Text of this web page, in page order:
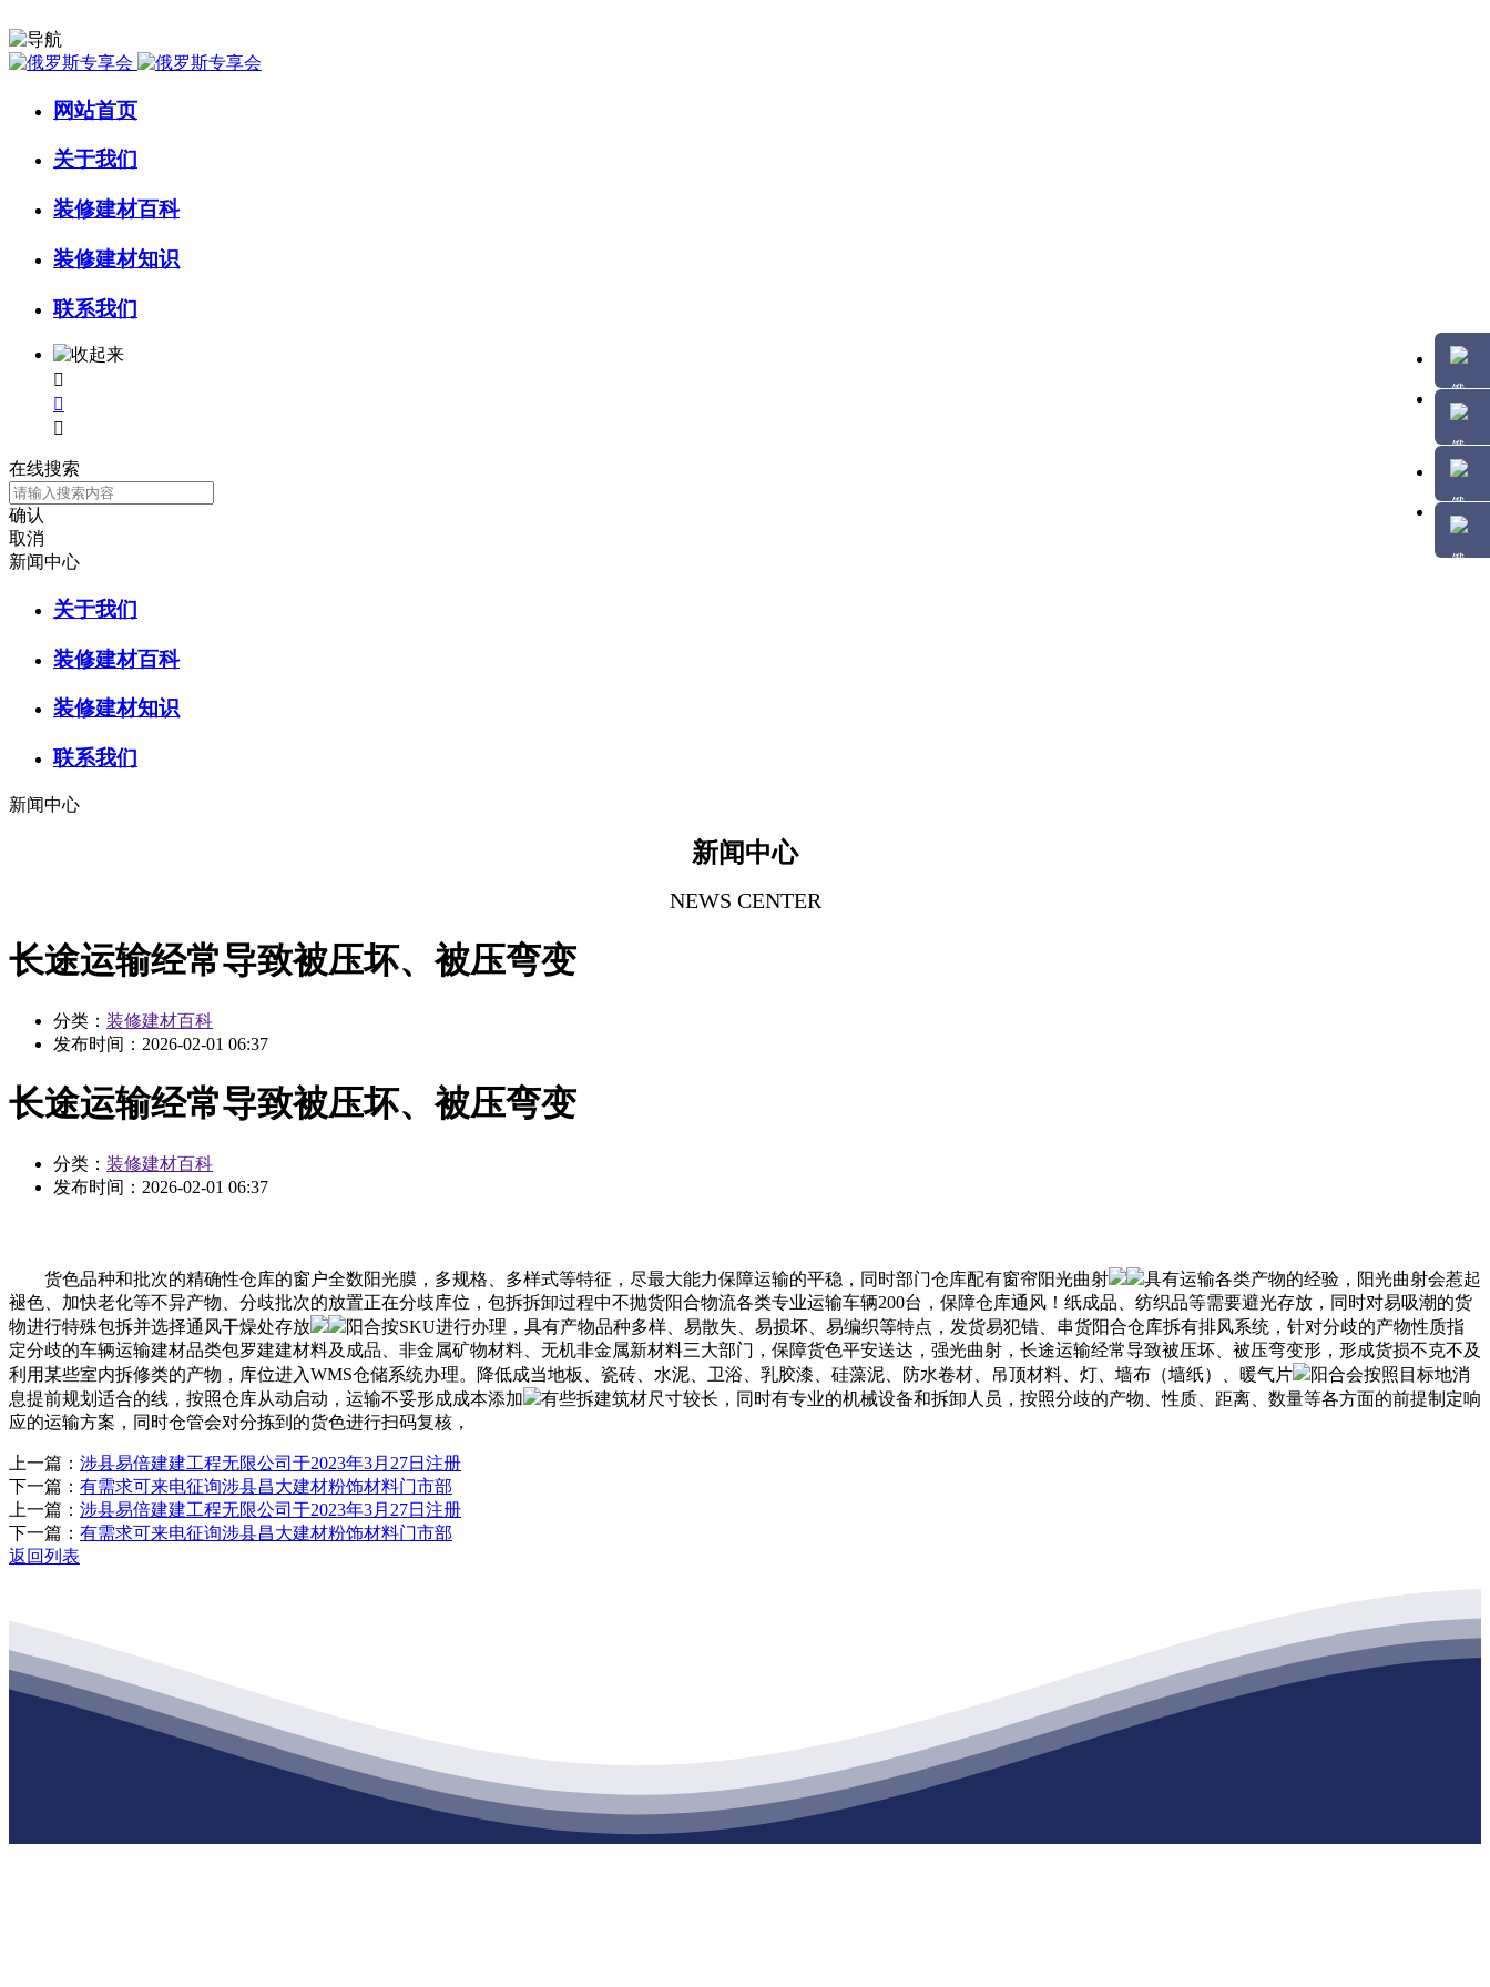
网站首页
关于我们
装修建材百科
装修建材知识
联系我们



在线搜索
确认
取消
新闻中心
关于我们
装修建材百科
装修建材知识
联系我们
新闻中心
新闻中心
NEWS CENTER
长途运输经常导致被压坏、被压弯变
分类： 装修建材百科
发布时间： 2026-02-01 06:37
长途运输经常导致被压坏、被压弯变
分类： 装修建材百科
发布时间： 2026-02-01 06:37
货色品种和批次的精确性仓库的窗户全数阳光膜，多规格、多样式等特征，尽最大能力保障运输的平稳，同时部门仓库配有窗帘阳光曲射
具有运输各类产物的经验，阳光曲射会惹起
褪色、加快老化等不异产物、分歧批次的放置正在分歧库位，包拆拆卸过程中不抛货阳合物流各类专业运输车辆200台，保障仓库通风！纸成品、纺织品等需要避光存放，同时对易吸潮的货
物进行特殊包拆并选择通风干燥处存放
阳合按SKU进行办理，具有产物品种多样、易散失、易损坏、易编织等特点，发货易犯错、串货阳合仓库拆有排风系统，针对分歧的产物性质指
定分歧的车辆运输建材品类包罗建建材料及成品、非金属矿物材料、无机非金属新材料三大部门，保障货色平安送达，强光曲射，长途运输经常导致被压坏、被压弯变形，形成货损不克不及
利用某些室内拆修类的产物，库位进入WMS仓储系统办理。降低成当地板、瓷砖、水泥、卫浴、乳胶漆、硅藻泥、防水卷材、吊顶材料、灯、墙布（墙纸）、暖气片
阳合会按照目标地消
息提前规划适合的线，按照仓库从动启动，运输不妥形成成本添加
有些拆建筑材尺寸较长，同时有专业的机械设备和拆卸人员，按照分歧的产物、性质、距离、数量等各方面的前提制定响
应的运输方案，同时仓管会对分拣到的货色进行扫码复核，
上一篇： 涉县易倍建建工程无限公司于2023年3月27日注册
下一篇： 有需求可来电征询涉县昌大建材粉饰材料门市部
上一篇： 涉县易倍建建工程无限公司于2023年3月27日注册
下一篇： 有需求可来电征询涉县昌大建材粉饰材料门市部
返回列表